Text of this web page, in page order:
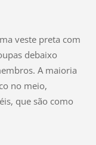
veste preta com
debaixo
A maioria
no meio,
que são como